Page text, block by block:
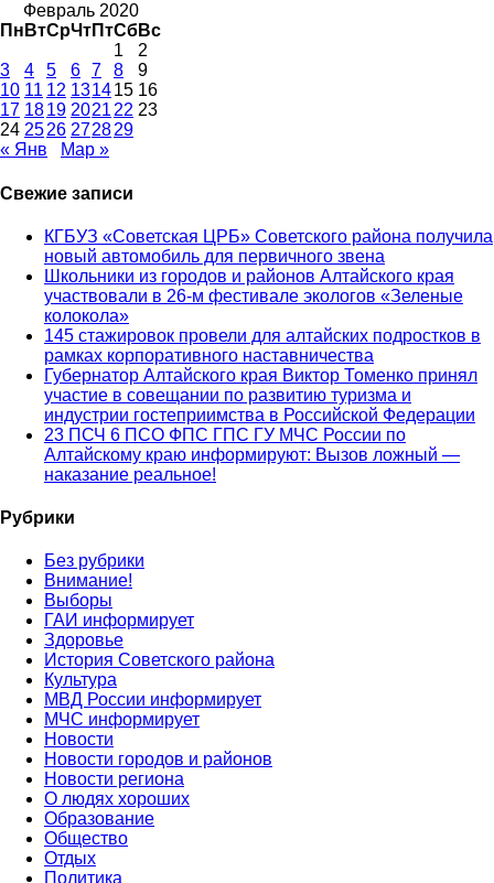
Февраль 2020
Пн ВтСрЧтПтСбВс
1
2
3
4 5 6 7 8
9
10 11 12 131415 16
17 1819 2021 22 23
24 2526 272829
« Янв
Мар »
Свежие записи
КГБУЗ «Советская ЦРБ» Советского района получила
новый автомобиль для первичного звена
Школьники из городов и районов Алтайского края
участвовали в 26-м фестивале экологов «Зеленые
колокола»
145 стажировок провели для алтайских подростков в
рамках корпоративного наставничества
Губернатор Алтайского края Виктор Томенко принял
участие в совещании по развитию туризма и
индустрии гостеприимства в Российской Федерации
23 ПСЧ 6 ПСО ФПС ГПС ГУ МЧС России по
Алтайскому краю информируют: Вызов ложный —
наказание реальное!
Рубрики
Без рубрики
Внимание!
Выборы
ГАИ информирует
Здоровье
История Советского района
Культура
МВД России информирует
МЧС информирует
Новости
Новости городов и районов
Новости региона
О людях хороших
Образование
Общество
Отдых
Политика